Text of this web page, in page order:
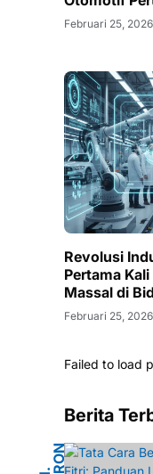
Februari 25, 2026
Revolusi
Pertama
Massal di
Februari 25, 2026
Failed to load
Berita